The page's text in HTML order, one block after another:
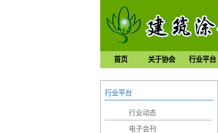
首页 关于协会 行业平台
行业平台
行业动态
电子会刊